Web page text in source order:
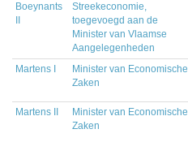
Boeynants
Streekeconomie,
toegevoegd aan de
Minister van Vlaamse
Aangelegenheden
Martens I
Minister van Economische
Zaken
Martens II
Minister van Economische
Zaken